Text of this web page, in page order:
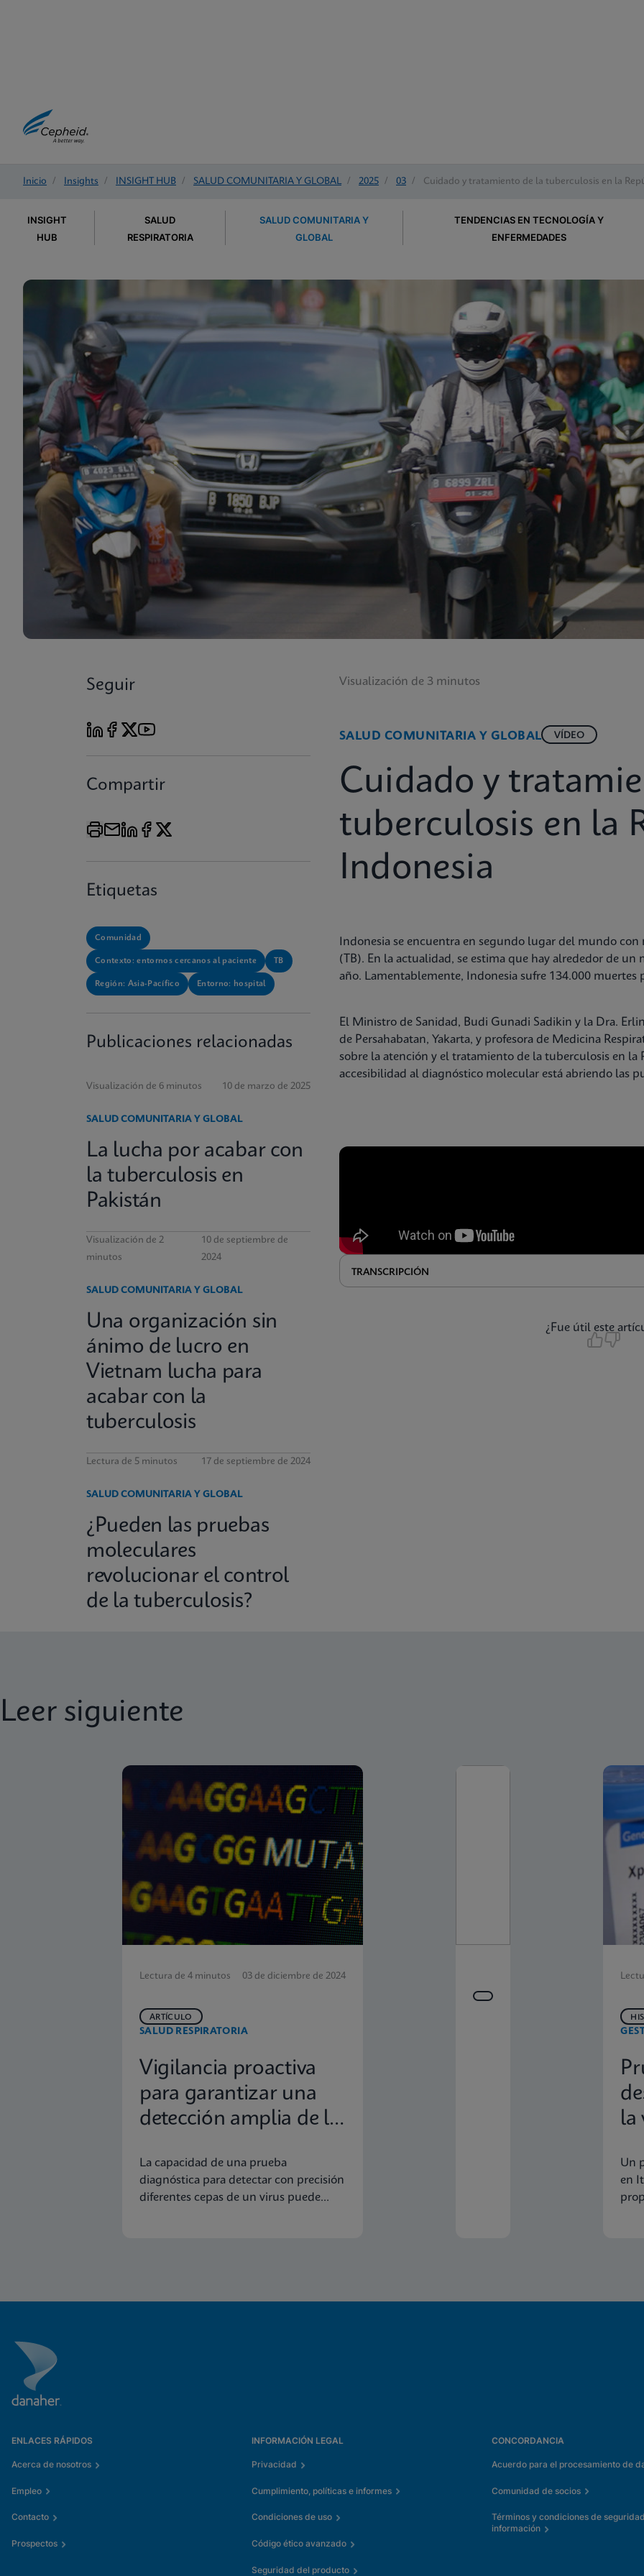
Inicio / Insights / INSIGHT HUB / SALUD COMUNITARIA Y GLOBAL / 2025 / 03 / Cuidado y tratamiento de la tuberculosis en la
INSIGHT
HUB
SALUD
RESPIRATORIA
SALUD COMUNITARIA Y
GLOBAL
TENDENCIAS EN TECNOLOGÍA Y
ENFERMEDADES
Seguir
Compartir
Etiquetas
Comunidad
Contexto: entornos cercanos al paciente TB
Región: Asia-Pacífico Entorno: hospital
Publicaciones relacionadas
Visualización de 6 minutos 10 de marzo de 2025
SALUD COMUNITARIA Y GLOBAL
La lucha por acabar con
la tuberculosis en
Pakistán
Visualización de 2
minutos
10 de septiembre de
2024
SALUD COMUNITARIA Y GLOBAL
Una organización sin
ánimo de lucro en
Vietnam lucha para
acabar con la
tuberculosis
Lectura de 5 minutos 17 de septiembre de 2024
SALUD COMUNITARIA Y GLOBAL
¿Pueden las pruebas
moleculares
revolucionar el control
de la tuberculosis?
Visualización de 3 minutos
SALUD COMUNITARIA Y GLOBAL VÍDEO
Cuidado y
tuberculosis en la
Indonesia
Indonesia se encuentra en segundo lugar del mundo
(TB). En la actualidad, se estima que hay alrededor de
año. Lamentablemente, Indonesia sufre 134.000
El Ministro de Sanidad, Budi Gunadi Sadikin y la Dra.
de Persahabatan, Yakarta, y profesora de Medicina
sobre la atención y el tratamiento de la tuberculosis en la
accesibilidad al diagnóstico molecular está abriendo las
TRANSCRIPCIÓN
¿Fue útil este
Leer siguiente
Lectura de 4 minutos 03 de diciembre de 2024
SALUD RESPIRATORIA
ARTÍCULO
Vigilancia proactiva
para garantizar una
detección amplia de la
La capacidad de una prueba
diagnóstica para detectar con precisión
diferentes cepas de un virus puede
la
Un
en
ENLACES RÁPIDOS
Acerca de nosotros
Empleo
Contacto
Prospectos
INFORMACIÓN LEGAL
Privacidad
Cumplimiento, políticas e informes
Condiciones de uso
Código ético avanzado
Seguridad del producto
CONCORDANCIA
Acuerdo para el procesamiento de
Comunidad de socios
Términos y condiciones de
información